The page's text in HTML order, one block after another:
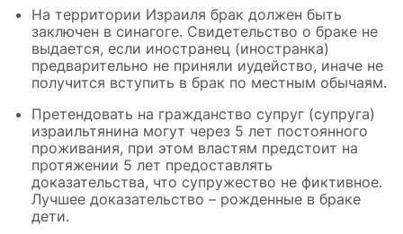
На территории Израиля брак должен быть
заключен в синагоге. Свидетельство о браке не
выдается, если иностранец (иностранка)
предварительно не приняли иудейство, иначе не
получится вступить в брак по местным обычаям.
Претендовать на гражданство супруг (супруга)
израильтянина могут через 5 лет постоянного
проживания, при этом властям предстоит на
протяжении 5 лет предоставлять
доказательства, что супружество не фиктивное.
Лучшее доказательство – рожденные в браке
дети.